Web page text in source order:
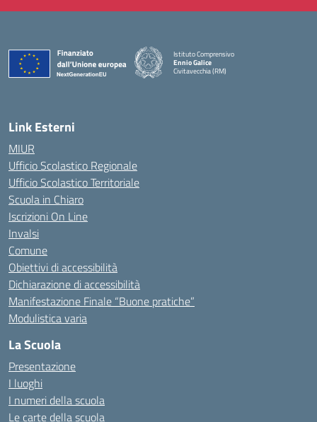
Istituto Comprensivo
Ennio Galice
Civitavecchia (RM)
Link Esterni
MIUR
Ufficio Scolastico Regionale
Ufficio Scolastico Territoriale
Scuola in Chiaro
Iscrizioni On Line
Invalsi
Comune
Obiettivi di accessibilità
Dichiarazione di accessibilità
Manifestazione Finale “Buone pratiche”
Modulistica varia
La Scuola
Presentazione
I luoghi
I numeri della scuola
Le carte della scuola